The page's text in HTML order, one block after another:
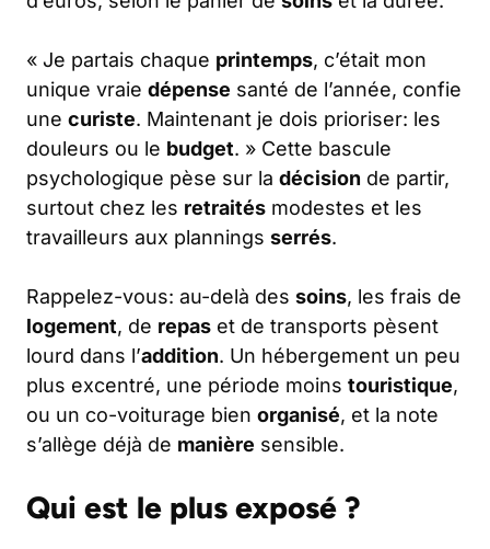
« Je partais chaque printemps, c’était mon
unique vraie dépense santé de l’année, confie
une curiste. Maintenant je dois prioriser: les
douleurs ou le budget. » Cette bascule
psychologique pèse sur la décision de partir,
surtout chez les retraités modestes et les
travailleurs aux plannings serrés.
Rappelez-vous: au-delà des soins, les frais de
logement, de repas et de transports pèsent
lourd dans l’addition. Un hébergement un peu
plus excentré, une période moins touristique,
ou un co-voiturage bien organisé, et la note
s’allège déjà de manière sensible.
Qui est le plus exposé ?